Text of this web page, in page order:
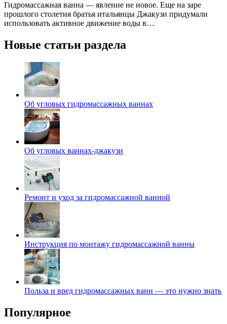
Гидромассажная ванна — явление не новое. Еще на заре
прошлого столетия братья итальянцы Джакузи придумали
использовать активное движение воды в…
Новые статьи раздела
Об угловых гидромассажных ваннах
Об угловых ваннах-джакузи
Ремонт и уход за гидромассажной ванной
Инструкция по монтажу гидромассажной ванны
Польза и вред гидромассажных ванн — это нужно знать
Популярное